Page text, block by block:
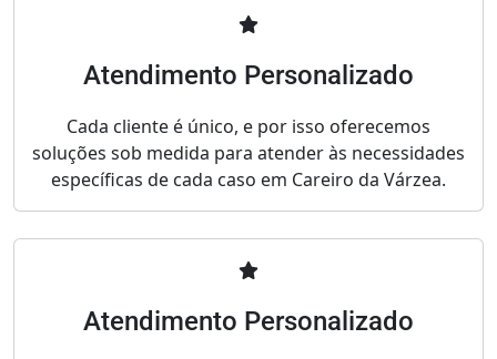
Atendimento Personalizado
Cada cliente é único, e por isso oferecemos
soluções sob medida para atender às necessidades
específicas de cada caso em Careiro da Várzea.
Atendimento Personalizado